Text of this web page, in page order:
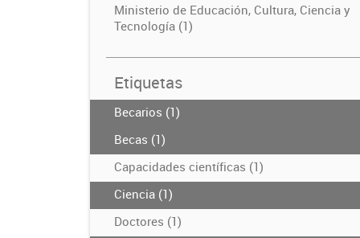
Ministerio de Educación, Cultura, Ciencia y
Tecnología (1)
Etiquetas
Becarios (1)
Becas (1)
Capacidades científicas (1)
Ciencia (1)
Doctores (1)